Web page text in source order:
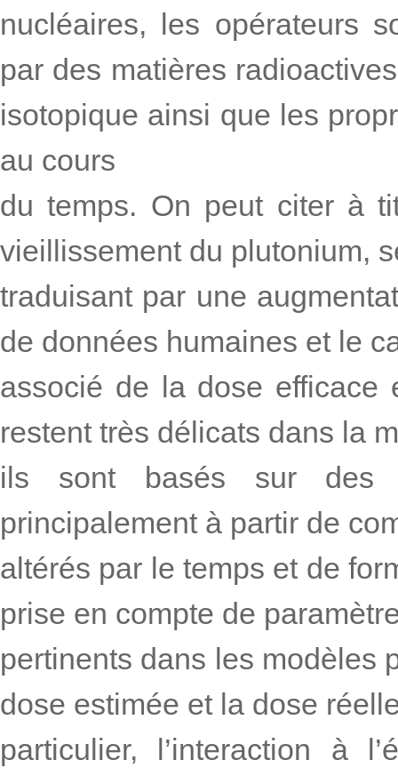
nucléaires, les opérateurs
par des matières
isotopique ainsi que les
au cours
du temps. On peut citer à
vieillissement du plutonium,
traduisant par une
de données humaines et le
associé de la dose efficace
restent très délicats dans la
ils sont basés sur des
principalement à partir de
altérés par le temps et de
prise en compte de
pertinents dans les modèles
dose estimée et la dose
particulier, l’interaction à